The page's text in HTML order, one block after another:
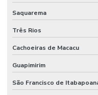
Gestão estratégica de
Higienização De Área Comum
Higienização De Banheiros
Higienização De Escritórios
Higienização De Superfícies
Saquarema
Três Rios
Cachoeiras de Macacu
Guapimirim
São Francisco de